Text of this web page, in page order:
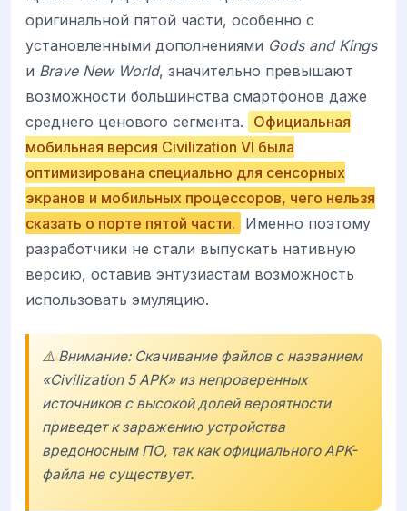
оригинальной пятой части, особенно с
установленными дополнениями Gods and Kings
и Brave New World, значительно превышают
возможности большинства смартфонов даже
среднего ценового сегмента.
Официальная
мобильная версия Civilization VI была
оптимизирована специально для сенсорных
экранов и мобильных процессоров, чего нельзя
сказать о порте пятой части.
Именно поэтому
разработчики не стали выпускать нативную
версию, оставив энтузиастам возможность
использовать эмуляцию.
⚠️ Внимание: Скачивание файлов с названием
«Civilization 5 APK» из непроверенных
источников с высокой долей вероятности
приведет к заражению устройства
вредоносным ПО, так как официального APK-
файла не существует.